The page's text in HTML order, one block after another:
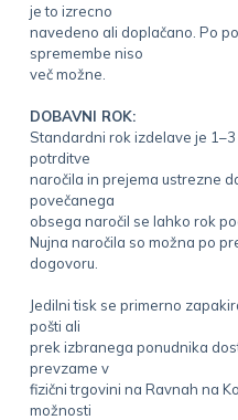
je to izrecno
navedeno ali doplačano. Po
spremembe niso
več možne.
DOBAVNI ROK:
Standardni rok izdelave je
potrditve
naročila in prejema ustrezne
povečanega
obsega naročil se lahko rok
Nujna naročila so možna po
dogovoru.
Jedilni tisk se primerno
pošti ali
prek izbranega ponudnika
prevzame v
fizični trgovini na Ravnah na
možnosti